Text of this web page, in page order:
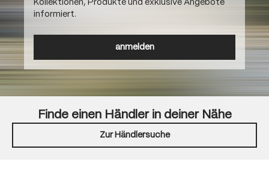
Kollektionen, Produkte und exklusive Angebote
informiert.
anmelden
Finde einen Händler in deiner Nähe
Zur Händlersuche